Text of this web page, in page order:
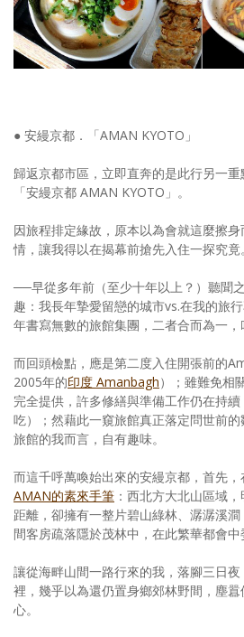
● 安縵京都．「AMAN KYOTO」
歸返京都市區，立即直奔的是此行另一
「安縵京都 AMAN KYOTO」。
因旅程排定緣故，原本以為會就這麼擦
情，讓我得以在揭幕前搶先入住一探究竟。
──早從多年前（至少十年以上？）聽聞
趣：我長年摯愛留戀的城市vs.在我的旅
年書寫無數的旅館集團，二者合而為一，
而回頭檢點，應是第二度入住開張前的
2005年的印度 Amanbagh）；雖難免相
完全提供，許多修繕與準備工作仍在持
吃）；然藉此一窺旅館真正落定問世前
旅館的我而言，自有趣味。
而這千呼萬喚始出來的安縵京都，首先
AMAN的素來手筆 ：西北方大北山區域
距離，卻擁有一整片碧山綠林、潺潺溪
間客房疏落隱於茂林中，在此繁華都會中
讓從海畔山間一路行來的我，落腳三日
裡，幾乎以為還仍置身鄉郊林野間，塵
心。